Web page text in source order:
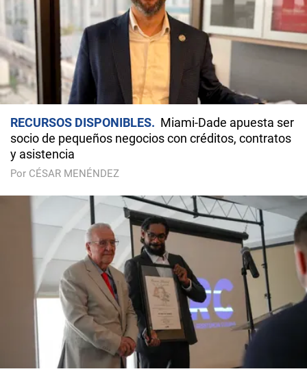
RECURSOS DISPONIBLES
Miami-Dade apuesta ser
socio de pequeños negocios con créditos, contratos
y asistencia
Por CÉSAR MENÉNDEZ